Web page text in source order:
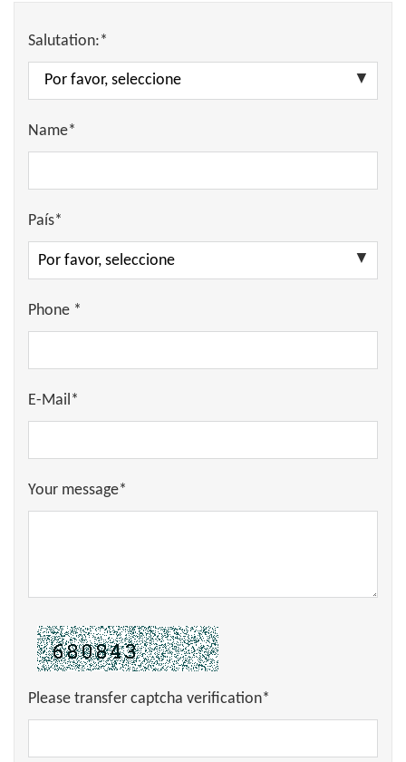
Salutation:*
Name*
País*
Phone *
E-Mail*
Your message*
Please transfer captcha verification*